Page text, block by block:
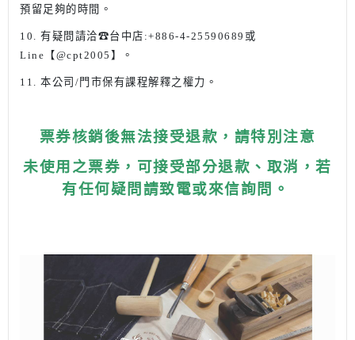
預留足夠的時間。
10. 有疑問請洽☎台中店:+886-4-25590689或
Line【@cpt2005】。
11. 本公司/門市保有課程解釋之權力。
票券核銷後無法接受退款，請特別注意
未使用之票券，可接受部分退款、取消，若
有任何疑問請致電或來信詢問。